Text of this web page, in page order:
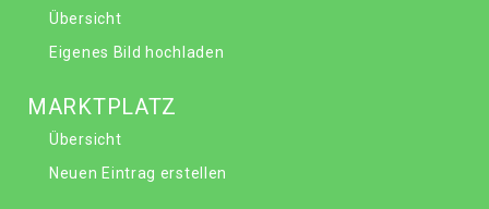
Übersicht
Eigenes Bild hochladen
MARKTPLATZ
Übersicht
Neuen Eintrag erstellen